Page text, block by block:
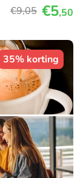
€9,05 €5,50
35% korting